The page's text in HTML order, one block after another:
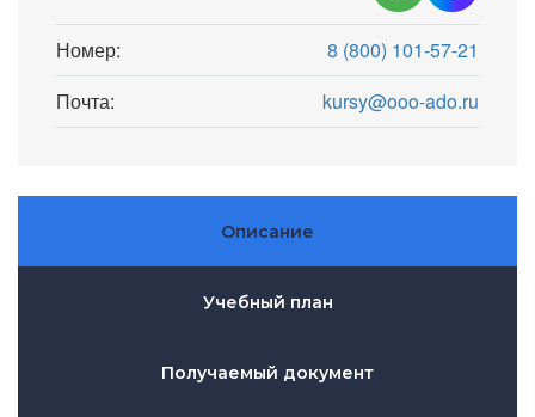
Номер:
8 (800) 101-57-21
Почта:
kursy@ooo-ado.ru
Описание
Учебный план
Получаемый документ